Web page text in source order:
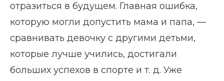
отразиться в будущем. Главная ошибка,
которую могли допустить мама и папа, —
сравнивать девочку с другими детьми,
которые лучше учились, достигали
больших успехов в спорте и т. д. Уже